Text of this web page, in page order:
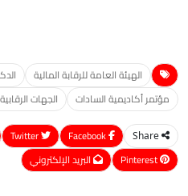
الهيئة العامة للرقابة المالية
مؤتمر أكاديمية السادات
الجهات
Share
Pinterest
البريد الإلكتروني